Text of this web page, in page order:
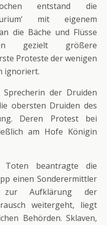
entstand die
mit eigenem
die Bäche und Flüsse
gezielt größere
Proteste der wenigen
ignoriert.
der Druiden
obersten Druiden des
Deren Protest bei
am Hofe Königin
beantragte die
einen Sonderermittler
zur Aufklärung der
weitergeht, liegt
Behörden. Sklaven,